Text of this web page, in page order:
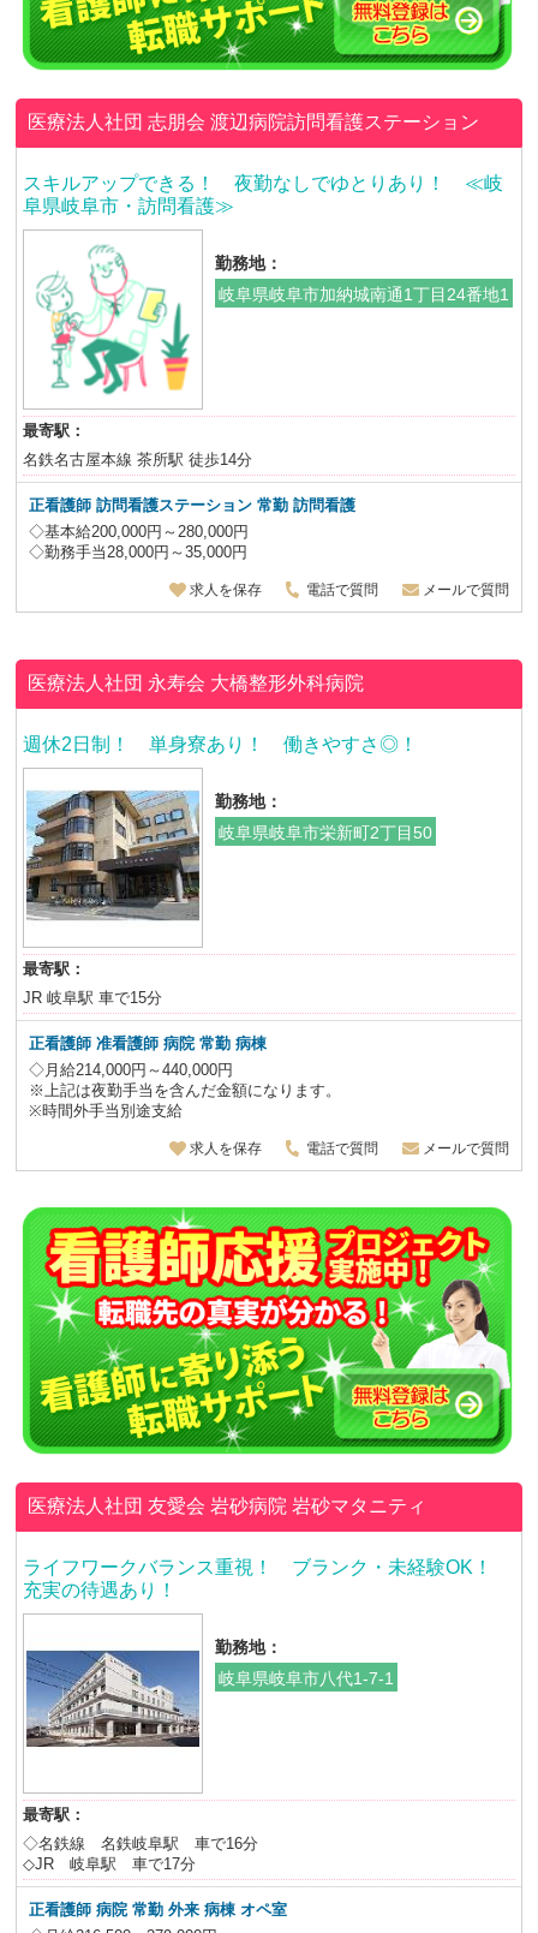
医療法人社団 志朋会渡辺病院訪問看護ステーション
スキルアップできる！ 夜勤なしでゆとりあり！ ≪岐
阜県岐阜市・訪問看護≫
勤務地：
岐阜県岐阜市加納城南通1丁目24番地1
最寄駅：
名鉄名古屋本線 茶所駅 徒歩14分
正看護師訪問看護ステーション 常勤 訪問看護
◇基本給200,000円～280,000円
◇勤務手当28,000円～35,000円
求人を保存 電話で質問 メールで質問
医療法人社団 永寿会 大橋整形外科病院
週休2日制！ 単身寮あり！ 働きやすさ◎！
勤務地：
岐阜県岐阜市栄新町2丁目50
最寄駅：
JR 岐阜駅 車で15分
正看護師 准看護師 病院常勤 病棟
◇月給214,000円～440,000円
※上記は夜勤手当を含んだ金額になります。
※時間外手当別途支給
求人を保存 電話で質問 メールで質問
医療法人社団 友愛会 岩砂病院岩砂マタニティ
ライフワークバランス重視！ ブランク・未経験OK！
充実の待遇あり！
勤務地：
岐阜県岐阜市八代1-7-1
最寄駅：
◇名鉄線 名鉄岐阜駅 車で16分
◇JR 岐阜駅 車で17分
正看護師 病院 常勤 外来 病棟 オペ室